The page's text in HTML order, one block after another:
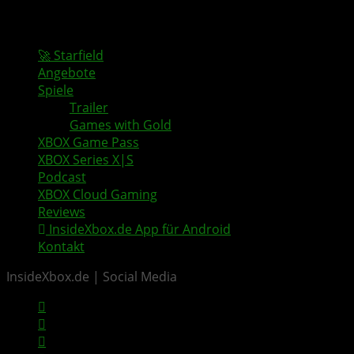
🚀 Starfield
Angebote
Spiele
Trailer
Games with Gold
XBOX Game Pass
XBOX Series X|S
Podcast
XBOX Cloud Gaming
Reviews
InsideXbox.de App für Android
Kontakt
InsideXbox.de | Social Media